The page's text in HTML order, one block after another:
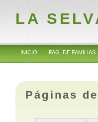
LA
INICIO PAG. DE FAMILIAS
Páginas